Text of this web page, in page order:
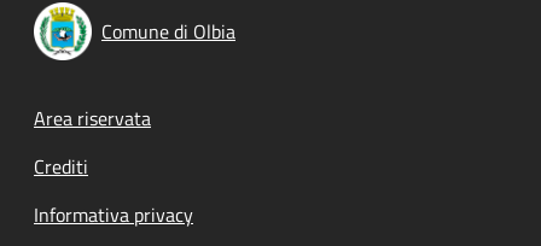
Comune di Olbia
Footer menu
Area riservata
Crediti
Informativa privacy